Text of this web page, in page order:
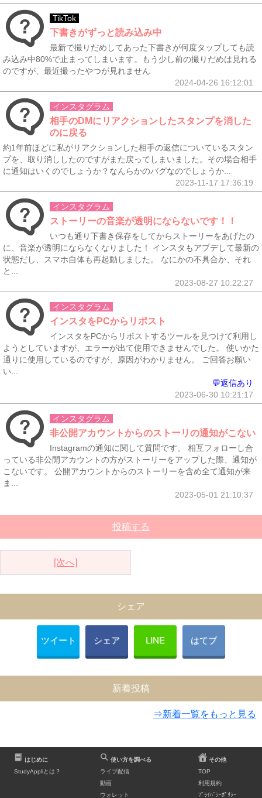
TikTok
下書きがずっと読み込み中
最新で撮りだめしてあった下書きが何度タップしても読
み込み中80%で止まってしまいます。もう少し前の撮りだめは見れる
のですが、最近撮ったやつが見れません
2024-04-26 16:12:01
インスタグラム
相手のDMにリアクションしたスタンプを消した
のに戻る
約1年前ほどに私がリアクションした相手の返信についているスタン
プを、取り消ししたのですがまた戻ってしまいました。その場合相手
に通知はいくのでしょうか？なんらかのバグなのでしょうか...
2023-11-17 17:36:19
インスタグラム
ストーリーの音楽が透明にならないです！！
いつも通り下書き保存をしてからストーリーをあげたの
に、音楽が透明にならなくなりました！ インスタもアプデして最新の
状態だし、スマホ自体も再起動しました。 なにかの不具合か、それ
と...
2023-08-27 10:22:27
インスタグラム
インスタをPCからリポスト
インスタをPCからリポストするツールを見つけて利用し
ようとしていますが、エラーが出て使用できませんでした。 使いかた
通りに使用しているのですが、原因がわかりません。 ご回答お願い
い...
💬返信あり
2023-06-30 10:21:17
インスタグラム
非公開アカウントからのストーリの通知がこない
Instagramの通知に関して質問です。 相互フォローし合
っている非公開アカウントの方がストーリーをアップした際、通知が
こないです。 公開アカウントからのストーリーを含め全て通知が来
ま...
2023-05-01 21:10:37
投稿する
[次へ]
シェア
ツイート シェア LINE はてブ
新着投稿
⇒新着一覧をもっと見る
はじめに
StudyAppliとは？
使い方を調べる
ライブ配信
動画
ウォレット
その他
TOP
利用規約
ﾌﾟﾗｲﾊﾞｼｰﾎﾟﾘｼｰ